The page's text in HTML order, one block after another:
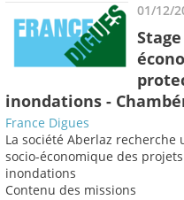
01/12/
inondations -
France Digues
La société Aberlaz
socio-économique des
inondations
Contenu des missions